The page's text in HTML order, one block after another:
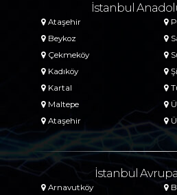
İstanbul
Ataşehir
Beykoz
Çekmeköy
Kadıköy
Kartal
Maltepe
Ataşehir
İstanbul Avrupa
Arnavutköy